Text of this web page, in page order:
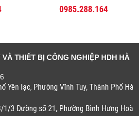
0985.288.164
THIẾT BỊ CÔNG NGHIỆP HDH HÀ
Yên lạc, Phường Vĩnh Tuy, Thành Phố Hà
1/3 Đường số 21, Phường Bình Hưng Hoà